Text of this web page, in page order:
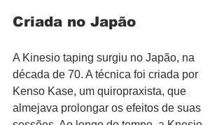
Criada no Japão
A Kinesio taping surgiu no Japão, na
década de 70. A técnica foi criada por
Kenso Kase, um quiropraxista, que
almejava prolongar os efeitos de suas